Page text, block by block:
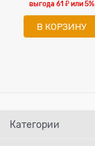
выгода 61 ₽или5%
В КОРЗИНУ
Категории